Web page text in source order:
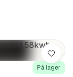
På lager
Lagre